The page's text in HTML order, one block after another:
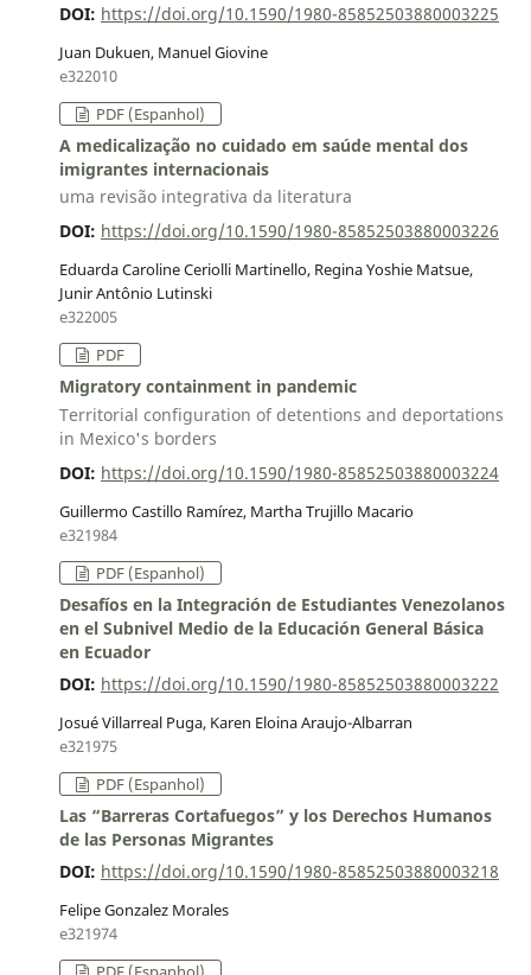
DOI: https://doi.org/10.1590/1980-85852503880003225
Juan Dukuen, Manuel Giovine
e322010
PDF (Espanhol)
A medicalização no cuidado em saúde mental dos
imigrantes internacionais
uma revisão integrativa da literatura
DOI: https://doi.org/10.1590/1980-85852503880003226
Eduarda Caroline Ceriolli Martinello, Regina Yoshie Matsue,
Junir Antônio Lutinski
e322005
PDF
Migratory containment in pandemic
Territorial configuration of detentions and deportations
in Mexico's borders
DOI: https://doi.org/10.1590/1980-85852503880003224
Guillermo Castillo Ramírez, Martha Trujillo Macario
e321984
PDF (Espanhol)
Desafíos en la Integración de Estudiantes Venezolanos
en el Subnivel Medio de la Educación General Básica
en Ecuador
DOI: https://doi.org/10.1590/1980-85852503880003222
Josué Villarreal Puga, Karen Eloina Araujo-Albarran
e321975
PDF (Espanhol)
Las “Barreras Cortafuegos” y los Derechos Humanos
de las Personas Migrantes
DOI: https://doi.org/10.1590/1980-85852503880003218
Felipe Gonzalez Morales
e321974